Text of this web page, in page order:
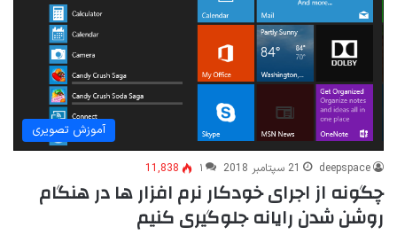
آموزش تصویری
deepspace 21 سپتامبر 2018 ۱ 11,838
چگونه از اجرای خودکار نرم افزار ها در هنگام
روشن شدن رایانه جلوگیری کنیم